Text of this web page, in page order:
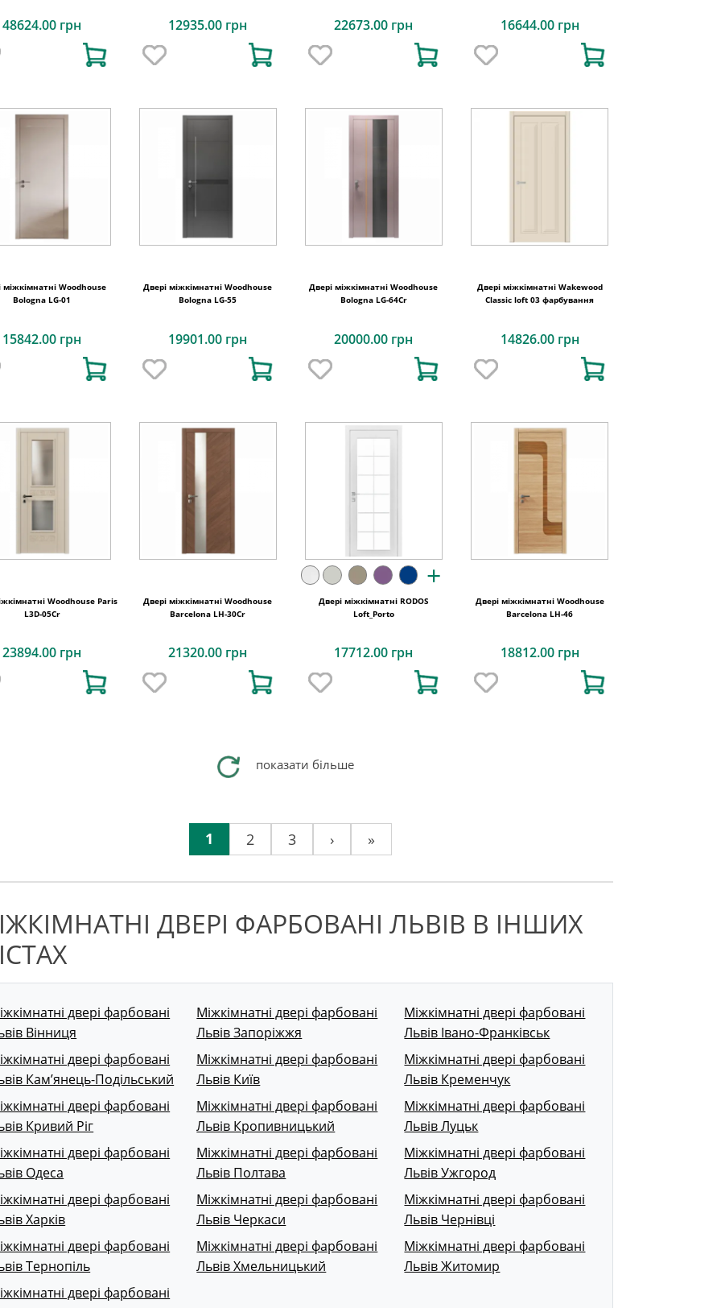
48624.00 грн 12935.00 грн 22673.00 грн 16644.00 грн
міжкімнатні Woodhouse
Bologna LG-01
15842.00 грн
Двері міжкімнатні Woodhouse
Bologna LG-55
19901.00 грн
Двері міжкімнатні Woodhouse
Bologna LG-64Cr
20000.00 грн
Двері міжкімнатні Wakewood
Classic loft 03 фарбування
14826.00 грн
Woodhouse Paris
L3D-05Cr
23894.00 грн
Двері міжкімнатні Woodhouse
Barcelona LH-30Cr
21320.00 грн
+
Двері міжкімнатні RODOS
Loft_Porto
17712.00 грн
Двері міжкімнатні Woodhouse
Barcelona LH-46
18812.00 грн
показати більше
1 2 3 › »
ДВЕРІ ФАРБОВАНІ ЛЬВІВ В ІНШИХ
двері фарбовані
Вінниця
Міжкімнатні двері фарбовані
Львів Запоріжжя
Міжкімнатні двері фарбовані
Львів Івано-Франківськ
двері фарбовані
Кам’янець-Подільський
Міжкімнатні двері фарбовані
Львів Київ
Міжкімнатні двері фарбовані
Львів Кременчук
двері фарбовані
Кривий Ріг
Міжкімнатні двері фарбовані
Львів Кропивницький
Міжкімнатні двері фарбовані
Львів Луцьк
двері фарбовані
Одеса
Міжкімнатні двері фарбовані
Львів Полтава
Міжкімнатні двері фарбовані
Львів Ужгород
двері фарбовані
Харків
Міжкімнатні двері фарбовані
Львів Черкаси
Міжкімнатні двері фарбовані
Львів Чернівці
двері фарбовані
Тернопіль
Міжкімнатні двері фарбовані
Львів Хмельницький
Міжкімнатні двері фарбовані
Львів Житомир
двері фарбовані